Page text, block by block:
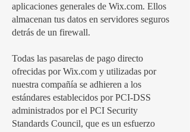
aplicaciones generales de Wix.com. Ellos
almacenan tus datos en servidores seguros
detrás de un firewall.
Todas las pasarelas de pago directo
ofrecidas por Wix.com y utilizadas por
nuestra compañía se adhieren a los
estándares establecidos por PCI-DSS
administrados por el PCI Security
Standards Council, que es un esfuerzo